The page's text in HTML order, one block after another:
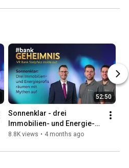
52:50
Sonnenklar - drei
Immobilien- und Energie-
profis räumen mit Mythen
8.8K views • 4 months ago